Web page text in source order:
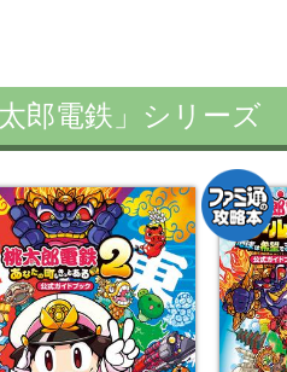
太郎電鉄」シリーズ